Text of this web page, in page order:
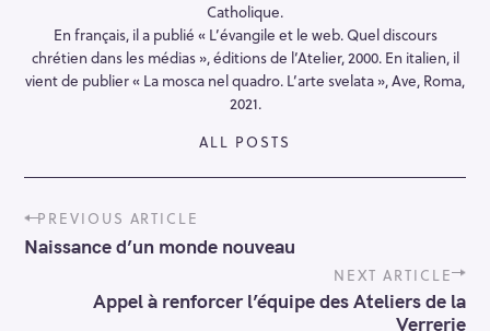
Catholique.
En français, il a publié « L’évangile et le web. Quel discours
chrétien dans les médias », éditions de l’Atelier, 2000. En italien, il
vient de publier « La mosca nel quadro. L’arte svelata », Ave, Roma,
2021.
ALL POSTS
P
o
s
PREVIOUS ARTICLE
Naissance d’un monde nouveau
NEXT ARTICLE
Appel à renforcer l’équipe des Ateliers de la
Verrerie